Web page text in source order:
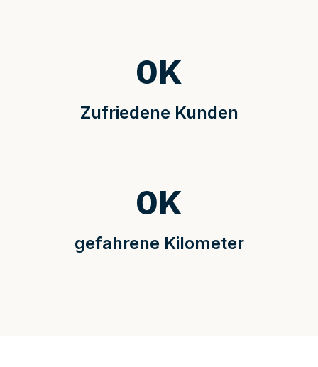
Zufriedene Kunden
0K
gefahrene Kilometer
0K